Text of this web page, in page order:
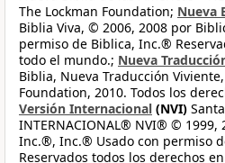
The Lockman Foundation; Nueva
Biblia Viva, © 2006, 2008 por
permiso de Biblica, Inc.®
todo el mundo.; Nueva
Biblia, Nueva Traducción
Foundation, 2010. Todos los
Versión Internacional (NVI)
INTERNACIONAL® NVI® © 1999,
Inc.®, Inc.® Usado con permiso
Reservados todos los derechos